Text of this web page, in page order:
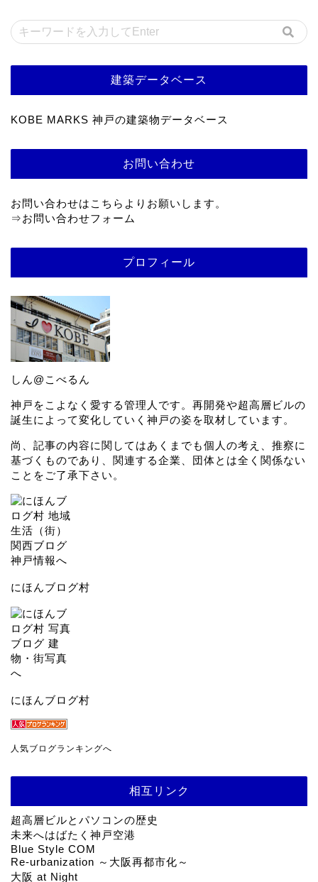
建築データベース
KOBE MARKS 神戸の建築物データベース
お問い合わせ
お問い合わせはこちらよりお願いします。
⇒お問い合わせフォーム
プロフィール
しん@こべるん
神戸をこよなく愛する管理人です。再開発や超高層ビルの
誕生によって変化していく神戸の姿を取材しています。
尚、記事の内容に関してはあくまでも個人の考え、推察に
基づくものであり、関連する企業、団体とは全く関係ない
ことをご了承下さい。
にほんブログ村
にほんブログ村
人気ブログランキングへ
相互リンク
超高層ビルとパソコンの歴史
未来へはばたく神戸空港
Blue Style COM
Re-urbanization ～大阪再都市化～
大阪 at Night